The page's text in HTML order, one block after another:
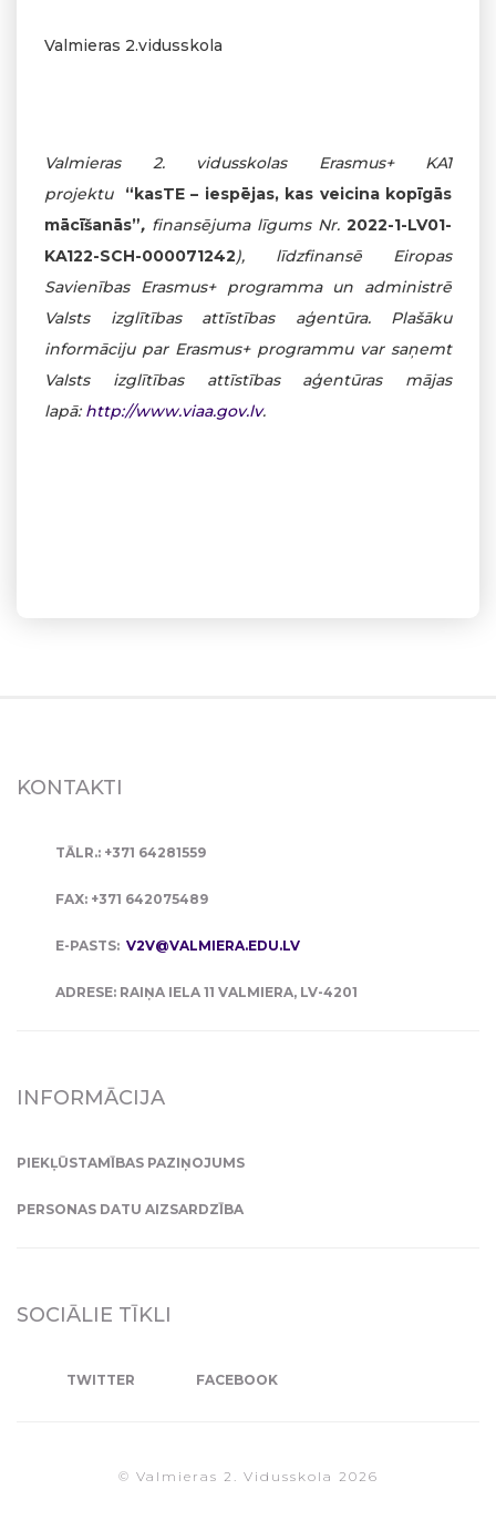
Valmieras 2.vidusskola
Valmieras 2. vidusskolas Erasmus+ KA1
projektu “kasTE – iespējas, kas veicina kopīgās
mācīšanās”, finansējuma līgums Nr. 2022-1-LV01-
KA122-SCH-000071242), līdzfinansē Eiropas
Savienības Erasmus+ programma un administrē
Valsts izglītības attīstības aģentūra. Plašāku
informāciju par Erasmus+ programmu var saņemt
Valsts izglītības attīstības aģentūras mājas
lapā: http://www.viaa.gov.lv.
KONTAKTI
TĀLR.: +371 64281559
FAX: +371 642075489
E-PASTS: V2V@VALMIERA.EDU.LV
ADRESE: RAIŅA IELA 11 VALMIERA, LV-4201
INFORMĀCIJA
PIEKĻŪSTAMĪBAS PAZIŅOJUMS
PERSONAS DATU AIZSARDZĪBA
SOCIĀLIE TĪKLI
TWITTER FACEBOOK
© Valmieras 2. Vidusskola 2026